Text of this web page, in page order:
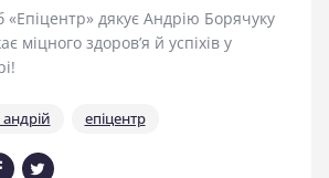
дякує Андрію Борячуку
міцного здоров’я й успіхів у
епіцентр